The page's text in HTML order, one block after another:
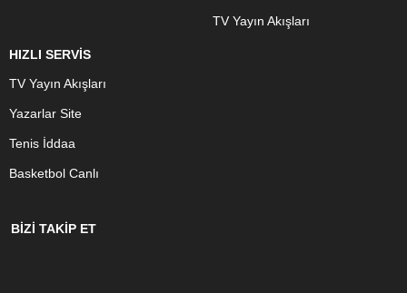
TV Yayın Akışları
HIZLI SERVİS
TV Yayın Akışları
Yazarlar Site
Tenis İddaa
Basketbol Canlı
BİZİ TAKİP ET